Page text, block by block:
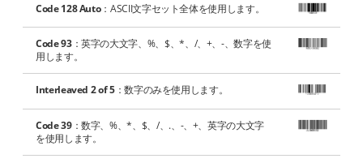
Code 128 Auto：ASCII文字セット全体を使用します。
Code 93：英字の大文字、%、$、*、/、+、-、数字を使
用します。
Interleaved 2 of 5：数字のみを使用します。
Code 39：数字、%、*、$、/、.、-、+、英字の大文字
を使用します。